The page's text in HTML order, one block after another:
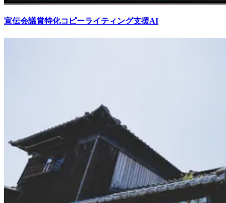
宣伝会議賞特化コピーライティング支援AI